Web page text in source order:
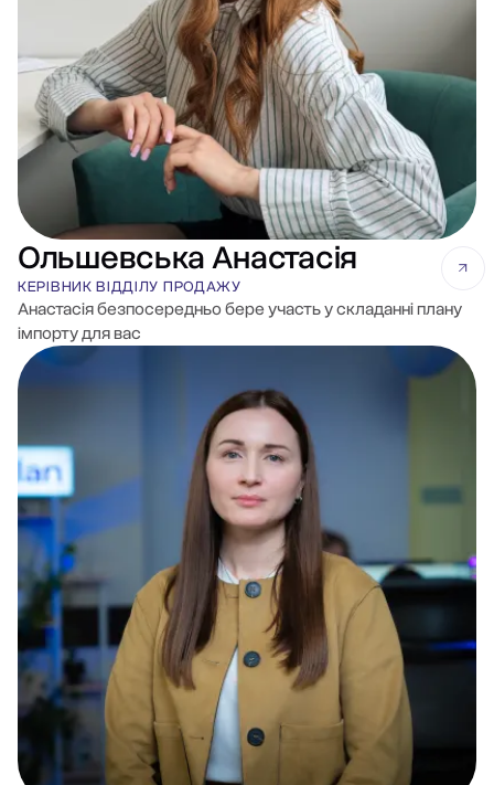
Ольшевська Анастасія
КЕРІВНИК ВІДДІЛУ ПРОДАЖУ
Анастасія безпосередньо бере участь у складанні плану
імпорту для вас